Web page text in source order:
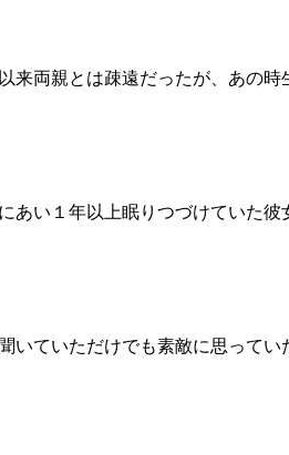
両親とは疎遠だったが、あの
い１年以上眠りつづけていた彼
ていただけでも素敵に思って